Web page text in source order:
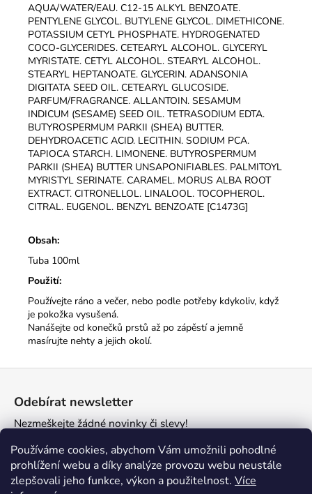
Používáme cookies, abychom Vám umožnili pohodlné
prohlížení webu a díky analýze provozu webu neustále
zlepšovali jeho funkce, výkon a použitelnost. Více
AQUA/WATER/EAU. C12-15 ALKYL BENZOATE.
PENTYLENE GLYCOL. BUTYLENE GLYCOL. DIMETHICONE.
POTASSIUM CETYL PHOSPHATE. HYDROGENATED
COCO-GLYCERIDES. CETEARYL ALCOHOL. GLYCERYL
MYRISTATE. CETYL ALCOHOL. STEARYL ALCOHOL.
STEARYL HEPTANOATE. GLYCERIN. ADANSONIA
DIGITATA SEED OIL. CETEARYL GLUCOSIDE.
PARFUM/FRAGRANCE. ALLANTOIN. SESAMUM
INDICUM (SESAME) SEED OIL. TETRASODIUM EDTA.
BUTYROSPERMUM PARKII (SHEA) BUTTER.
DEHYDROACETIC ACID. LECITHIN. SODIUM PCA.
TAPIOCA STARCH. LIMONENE. BUTYROSPERMUM
PARKII (SHEA) BUTTER UNSAPONIFIABLES. PALMITOYL
MYRISTYL SERINATE. CARAMEL. MORUS ALBA ROOT
EXTRACT. CITRONELLOL. LINALOOL. TOCOPHEROL.
CITRAL. EUGENOL. BENZYL BENZOATE [C1473G]
Obsah:
Tuba 100ml
Použití:
Používejte ráno a večer, nebo podle potřeby kdykoliv, když
je pokožka vysušená.
Nanášejte od konečků prstů až po zápěstí a jemně
masírujte nehty a jejich okolí.
a
Odebírat newsletter
Nezmeškejte žádné novinky či slevy!
E-mail